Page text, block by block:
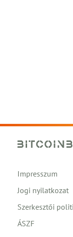
Impresszum
Jogi nyilatkozat
Szerkesztői
ÁSZF